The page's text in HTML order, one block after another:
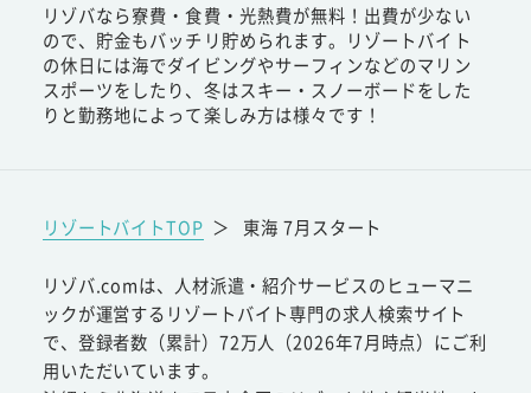
リゾバなら寮費・食費・光熱費が無料！出費が少ない
ので、貯金もバッチリ貯められます。リゾートバイト
の休日には海でダイビングやサーフィンなどのマリン
スポーツをしたり、冬はスキー・スノーボードをした
りと勤務地によって楽しみ方は様々です！
リゾートバイトTOP ＞ 東海 7月スタート
リゾバ.comは、人材派遣・紹介サービスのヒューマニ
ックが運営するリゾートバイト専門の求人検索サイト
で、登録者数（累計）72万人（2026年7月時点）にご利
用いただいています。